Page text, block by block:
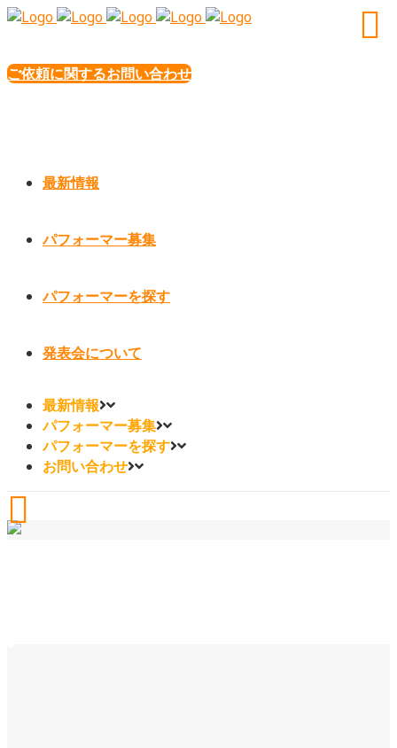
ご依頼に関するお問い合わせ
最新情報
パフォーマー募集
パフォーマーを探す
発表会について
最新情報
パフォーマー募集
パフォーマーを探す
お問い合わせ